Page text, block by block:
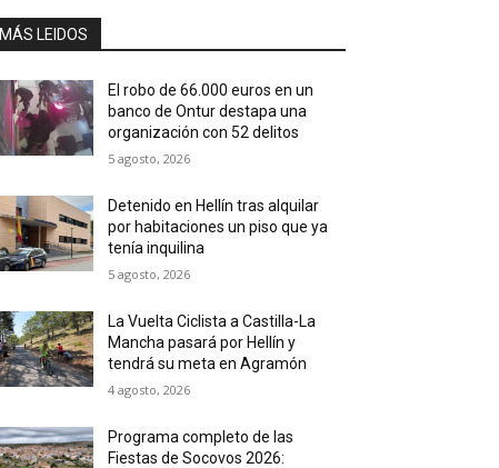
MÁS LEIDOS
El robo de 66.000 euros en un
banco de Ontur destapa una
organización con 52 delitos
5 agosto, 2026
Detenido en Hellín tras alquilar
por habitaciones un piso que ya
tenía inquilina
5 agosto, 2026
La Vuelta Ciclista a Castilla-La
Mancha pasará por Hellín y
tendrá su meta en Agramón
4 agosto, 2026
Programa completo de las
Fiestas de Socovos 2026: